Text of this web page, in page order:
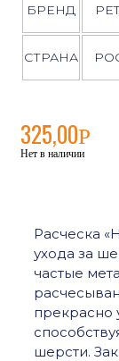
БРЕНД
СТРАНА
325,00Р
Нет в наличии
Расческа
ухода за
частые
прекрасно
шерсти.